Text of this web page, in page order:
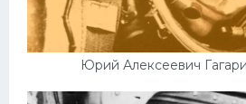
Юрий Алексеевич